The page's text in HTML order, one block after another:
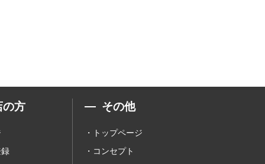
の方 その他
トップページ
コンセプト